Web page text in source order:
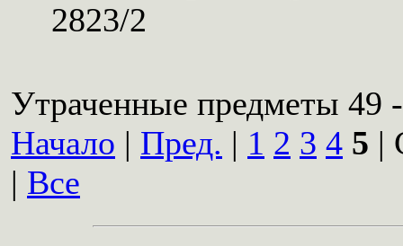
2823/2
Утраченные предметы 49
Начало | Пред. | 1 2 3 4 5 |
| Все